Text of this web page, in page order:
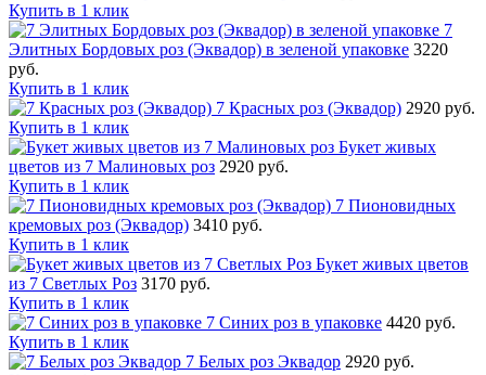
Купить в 1 клик
7
Элитных Бордовых роз (Эквадор) в зеленой упаковке 3220
руб.
Купить в 1 клик
7 Красных роз (Эквадор) 2920 руб.
Купить в 1 клик
Букет живых
цветов из 7 Малиновых роз 2920 руб.
Купить в 1 клик
7 Пионовидных
кремовых роз (Эквадор) 3410 руб.
Купить в 1 клик
Букет живых цветов
из 7 Светлых Роз 3170 руб.
Купить в 1 клик
7 Синих роз в упаковке 4420 руб.
Купить в 1 клик
7 Белых роз Эквадор 2920 руб.